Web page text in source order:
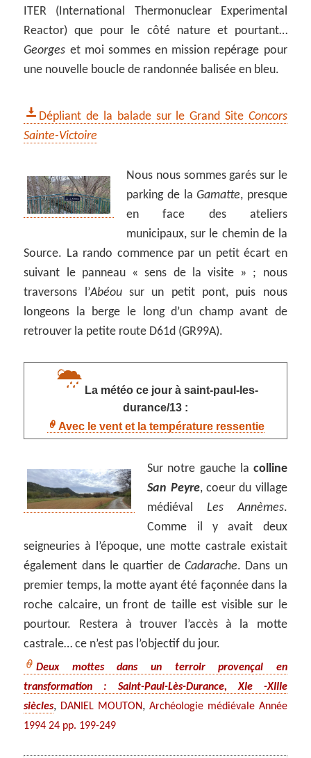
ITER (International Thermonuclear Experimental
Reactor) que pour le côté nature et pourtant…
Georges et moi sommes en mission repérage pour
une nouvelle boucle de randonnée balisée en bleu.
Dépliant de la balade sur le Grand Site Concors
Sainte-Victoire
Nous nous sommes garés sur le
parking de laGamatte, presque
en face des ateliers
municipaux, sur le chemin de la
Source. La rando commence par un petit écart en
suivant le panneau « sens de la visite » ; nous
traversons l’Abéousur un petit pont, puis nous
longeons la berge le long d’un champ avant de
retrouver la petite route D61d (GR99A).
La météo ce jour à saint-paul-les-
durance/13 :
Avec le vent et la température ressentie
Sur notre gauche la colline
San Peyre, coeur du village
médiéval Les Annèmes.
Comme il y avait deux
seigneuries à l’époque, une motte castrale existait
également dans le quartier de Cadarache. Dans un
premier temps, la motte ayant été façonnée dans la
roche calcaire, un front de taille est visible sur le
pourtour. Restera à trouver l’accès à la motte
castrale… ce n’est pas l’objectif du jour.
Deux mottes dans un terroir provençal en
transformation : Saint-Paul-Lès-Durance, XIe -XIIIe
siècles, DANIEL MOUTON, Archéologie médiévale Année
1994 24 pp. 199-249